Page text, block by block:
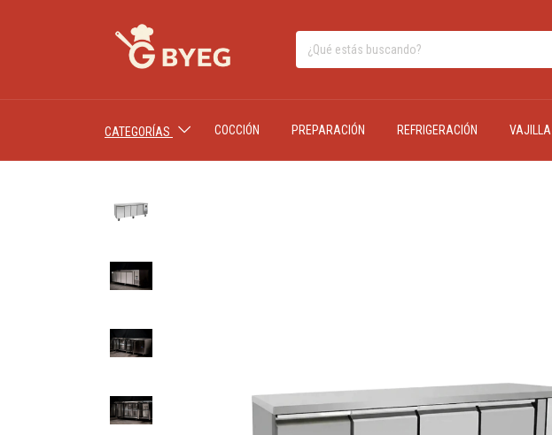
CATEGORÍAS COCCIÓN PREPARACIÓN REFRIGERACIÓN VAJILLA